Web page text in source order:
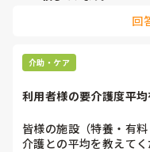
関してはご本人のペー
ゃるため、状態を見つ
の事情に合わせて柔軟
他の施設での対応も気
回
介助・ケア
利用者様の要介護度平均
皆様の施設（特養・有
介護との平均を教えてく